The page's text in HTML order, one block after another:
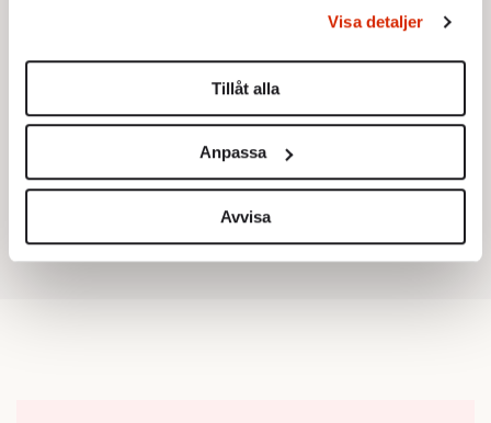
Du kan ändra eller dra tillbaka ditt samtycke när som
helst från cookie-förklaringen.
Vi använder enhetsidentifierare för att anpassa innehållet
för sociala medier och analysera vår trafik. Vi
vidarebefordrar även sådana identifierare och annan
information från din enhet till de sociala medier och
annons- och analysföretag som vi samarbetar med.
Dessa kan i sin tur kombinera informationen med annan
Visa detaljer
Tillåt alla
Anpassa
Avvisa